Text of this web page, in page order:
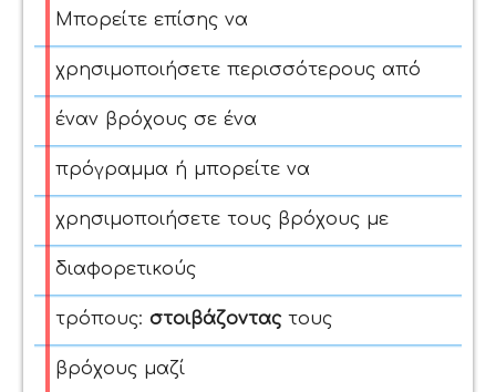
Μπορείτε επίσης να
χρησιμοποιήσετε περισσότερους από
έναν βρόχους σε ένα
πρόγραμμα ή μπορείτε να
χρησιμοποιήσετε τους βρόχους με
διαφορετικούς
τρόπους: στοιβάζοντας τους
βρόχους μαζί